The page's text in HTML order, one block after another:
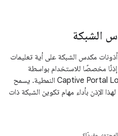
الشبكة
مكدس الشبكة على أية تعليمات
مخصصًا للاستخدام بواسطة
وحدات Network Stack و Captive Portal Login النمطية. يسمح
الإذن بأداء مهام تكوين الشبكة ذات